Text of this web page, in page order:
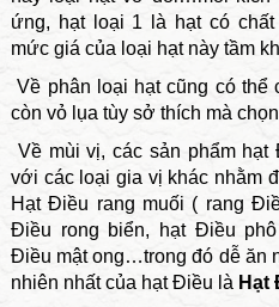
ứng, hạt loại 1 là hạt có
mức giá của loại hạt này tầm
Về phân loại hạt cũng có thể
còn vỏ lụa tùy sở thích mà
Về mùi vị, các sản phẩm
với các loại gia vị khác nhằm
Hạt Điều rang muối ( rang
Điều rong biển, hạt Điều
Điều mật ong…trong đó dễ ăn
nhiên nhất của hạt Điều là Hạt